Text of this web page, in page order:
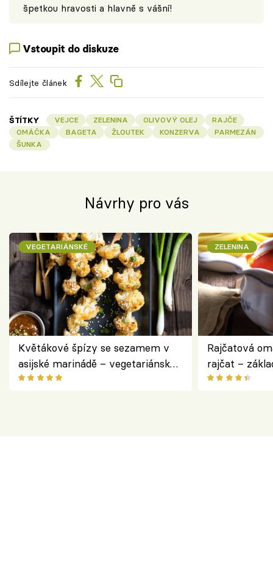
špetkou hravosti a hlavně s vášní!
Vstoupit do diskuze
Sdílejte článek
ŠTÍTKY VEJCE ZELENINA OLIVOVÝ OLEJ
RAJČE
OMÁČKA
BAGETA ŽLOUTEK KONZERVA
PARMEZÁN
ŠUNKA
Návrhy pro vás
VEGETARIÁNSKÉ
Květákové špízy se sezamem v
asijské marinádě – vegetariánská
chuťovka z grilu
ZELENINA
Rajčatová
rajčat –